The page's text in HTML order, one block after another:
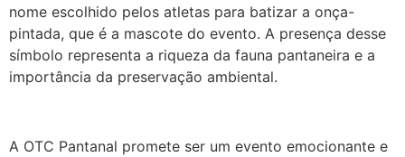
nome escolhido pelos atletas para batizar a onça-
pintada, que é a mascote do evento. A presença desse
símbolo representa a riqueza da fauna pantaneira e a
importância da preservação ambiental.
A OTC Pantanal promete ser um evento emocionante e